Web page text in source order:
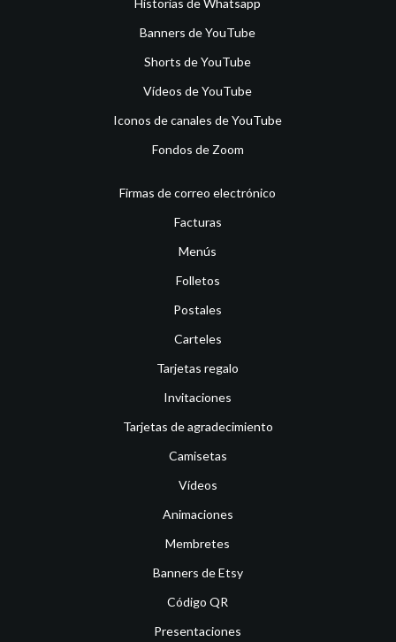
Banners de YouTube
Shorts de YouTube
Vídeos de YouTube
Iconos de canales de YouTube
Fondos de Zoom
Firmas de correo electrónico
Facturas
Menús
Folletos
Postales
Carteles
Tarjetas regalo
Invitaciones
Tarjetas de agradecimiento
Camisetas
Vídeos
Animaciones
Membretes
Banners de Etsy
Código QR
Presentaciones